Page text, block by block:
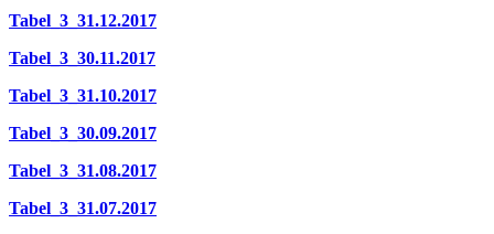
Tabel_3_31.12.2017
Tabel_3_30.11.2017
Tabel_3_31.10.2017
Tabel_3_30.09.2017
Tabel_3_31.08.2017
Tabel_3_31.07.2017